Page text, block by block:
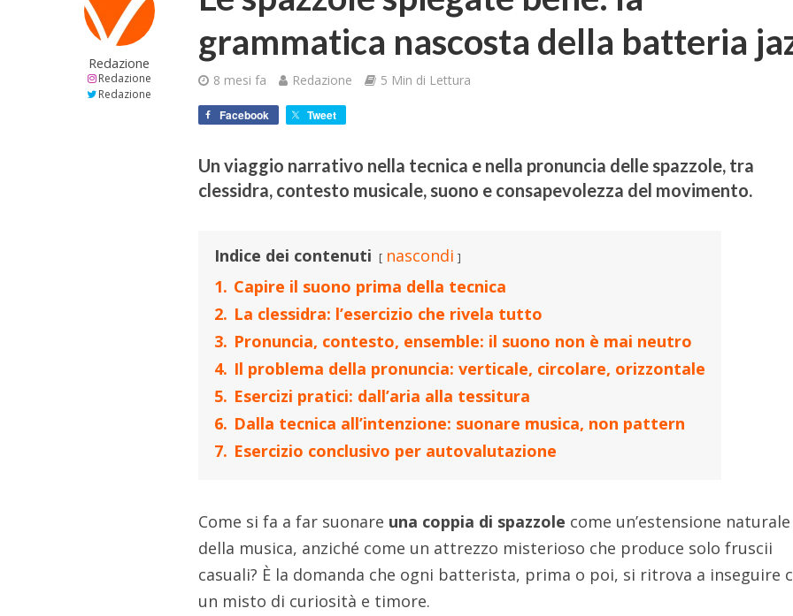
Redazione
Redazione
Redazione
grammatica nascosta della batteria
8 mesi fa Redazione 5 Min di Lettura
Facebook Tweet
Un viaggio narrativo nella tecnica e nella pronuncia delle spazzole, tra
clessidra, contesto musicale, suono e consapevolezza del movimento.
Indice dei contenuti
nascondi
1. Capire il suono prima della tecnica
2. La clessidra: l’esercizio che rivela tutto
3. Pronuncia, contesto, ensemble: il suono non è mai neutro
4. Il problema della pronuncia: verticale, circolare, orizzontale
5. Esercizi pratici: dall’aria alla tessitura
6. Dalla tecnica all’intenzione: suonare musica, non pattern
7. Esercizio conclusivo per autovalutazione
Come si fa a far suonare una coppia di spazzole come un’estensione naturale
della musica, anziché come un attrezzo misterioso che produce solo fruscii
casuali? È la domanda che ogni batterista, prima o poi, si ritrova a inseguire
un misto di curiosità e timore.